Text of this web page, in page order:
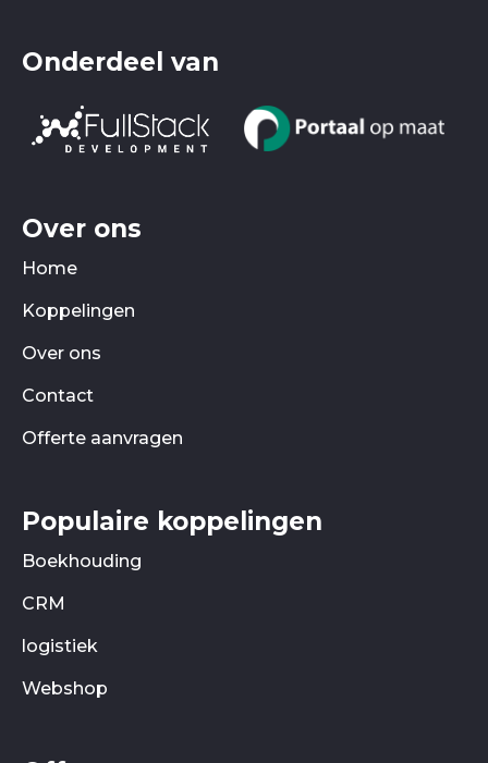
Onderdeel van
Over ons
Home
Koppelingen
Over ons
Contact
Offerte aanvragen
Populaire koppelingen
Boekhouding
CRM
logistiek
Webshop